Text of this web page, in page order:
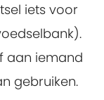
iets voor
aan iemand
gebruiken.